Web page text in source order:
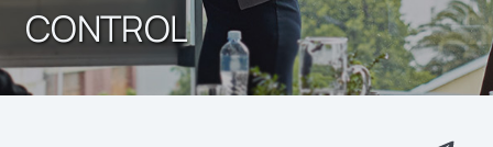
CONTROL